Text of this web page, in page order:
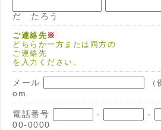
だ たろう
ご連絡先※
どちらか一方または両方の
ご連絡先
を入力ください。
メール （
om
電話番号 - -
00-0000